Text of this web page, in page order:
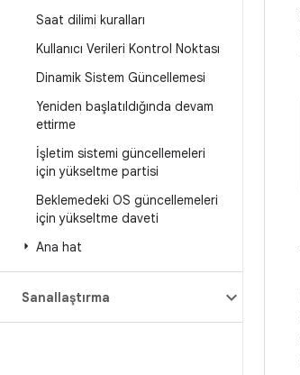
Saat dilimi kuralları
Kullanıcı Verileri Kontrol Noktası
Dinamik Sistem Güncellemesi
Yeniden başlatıldığında devam
ettirme
İşletim sistemi güncellemeleri
için yükseltme partisi
Beklemedeki OS güncellemeleri
için yükseltme daveti
Ana hat
Sanallaştırma